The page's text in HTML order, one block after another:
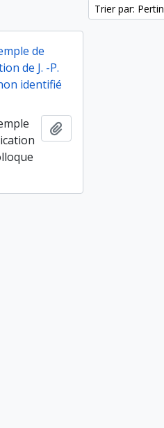
Trier par:
de
de J. -P.
identifié
Ajouter au presse-